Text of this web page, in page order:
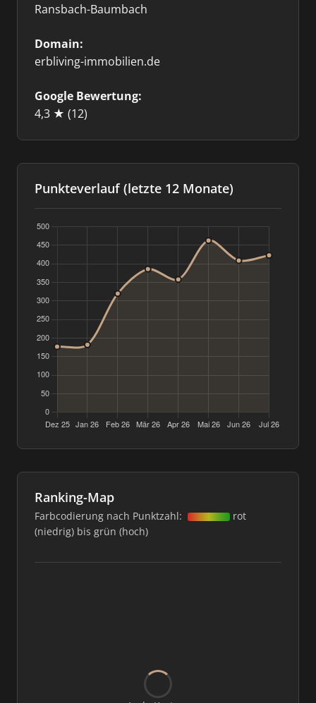
Ransbach-Baumbach
Domain:
erbliving-immobilien.de
Google Bewertung:
4,3 ★ (12)
Punkteverlauf (letzte 12 Monate)
Ranking-Map
Farbcodierung nach Punktzahl:
rot
(niedrig) bis grün (hoch)